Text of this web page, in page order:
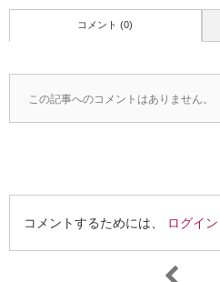
コメント (0)
この記事へのコメントはありません。
コメントするためには、 ログイン